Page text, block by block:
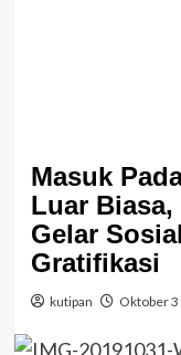
Masuk
Luar Biasa,
Gelar
Gratifikasi
kutipan Oktober